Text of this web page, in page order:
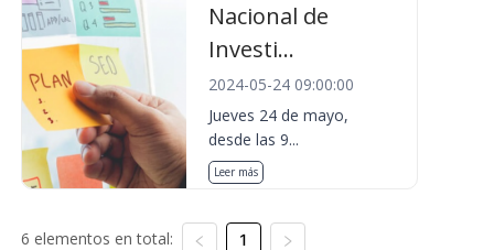
Nacional de
Investi...
2024-05-24 09:00:00
Jueves 24 de mayo,
desde las 9...
Leer más
6 elementos en total: 1